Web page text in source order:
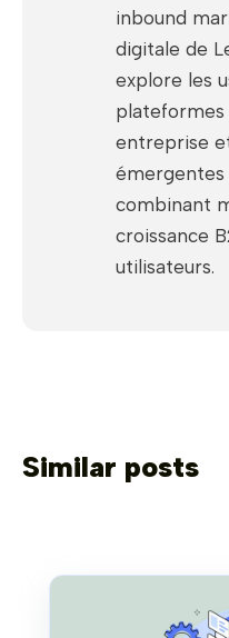
inbound
digitale de
explore les
plateformes
entreprise
émergentes
combinant
croissance
utilisateurs.
Similar posts